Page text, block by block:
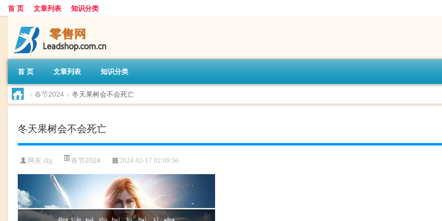
首 页 文章列表 知识分类
首 页 文章列表 知识分类
> 春节2024 > 冬天果树会不会死亡
冬天果树会不会死亡
网友:dtg 春节2024 2024-02-17 02:09:56